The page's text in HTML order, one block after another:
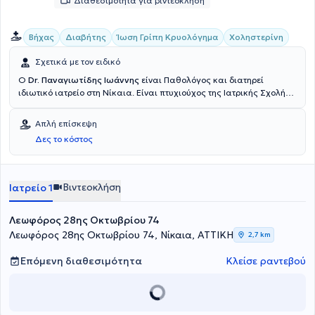
Βήχας Διαβήτης Ίωση Γρίπη Κρυολόγημα Χοληστερίνη
Σχετικά με τον ειδικό
Ο Dr. Παναγιωτίδης Ιωάννης είναι Παθολόγος και διατηρεί
ιδιωτικό ιατρείο στη Νίκαια. Είναι πτυχιούχος της Ιατρικής Σχολής
ακολούθως ειδικεύθηκε στην Παθολογία στη θεραπευτική κλινική
του Πανεπιστημίου Αθηνών, στο Γενικό Νοσοκομείο Αθηνών
"Αλεξάνδρα". Τέλος, ο γιατρός συνεργάζεται με τη Cosmoclinic και
στο ιδιωτικό του ιατρείο προσφέρει πλήθος υπηρεσιών,
Απλή επίσκεψη
Δες το κόστος
Ιατρείο 1 Βιντεοκλήση
Λεωφόρος 28ης Οκτωβρίου 74
Λεωφόρος 28ης Οκτωβρίου 74, Νίκαια, ΑΤΤΙΚΗ
2,7 km
Επόμενη διαθεσιμότητα Κλείσε ραντεβού